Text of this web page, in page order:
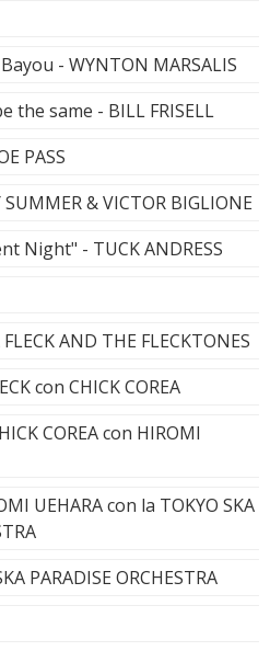
- WYNTON MARSALIS
the same - BILL FRISELL
PASS
& VICTOR BIGLIONE
Night" - TUCK ANDRESS
AND THE FLECKTONES
con CHICK COREA
COREA con HIROMI
UEHARA con la TOKYO SKA
PARADISE ORCHESTRA